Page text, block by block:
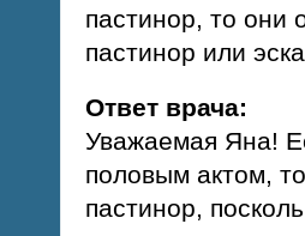
пастинор, то они
пастинор или
Ответ врача:
Уважаемая Яна!
половым актом,
пастинор,